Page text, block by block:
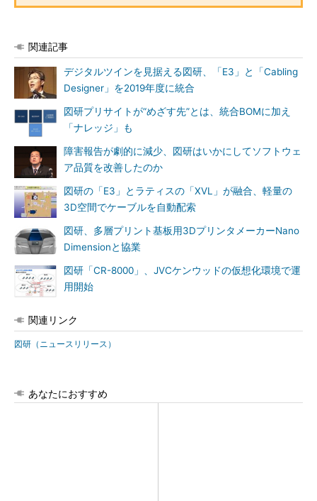
関連記事
デジタルツインを見据える図研、「E3」と「Cabling
Designer」を2019年度に統合
図研プリサイトが“めざす先”とは、統合BOMに加え
「ナレッジ」も
障害報告が劇的に減少、図研はいかにしてソフトウェ
ア品質を改善したのか
図研の「E3」とラティスの「XVL」が融合、軽量の
3D空間でケーブルを自動配索
図研、多層プリント基板用3DプリンタメーカーNano
Dimensionと協業
図研「CR-8000」、JVCケンウッドの仮想化環境で運
用開始
関連リンク
図研（ニュースリリース）
あなたにおすすめ